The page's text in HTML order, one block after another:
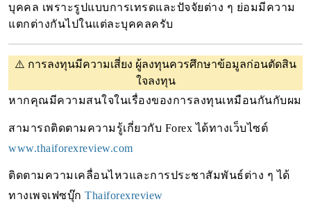
บุคคล เพราะรูปแบบการเทรดและปัจจัยต่าง ๆ ย่อมมีความ
แตกต่างกันไปในแต่ละบุคคลครับ
⚠️ การลงทุนมีความเสี่ยง ผู้ลงทุนควรศึกษาข้อมูลก่อนตัดสิน
ใจลงทุน
www.thaiforexreview.com
ติดตามความเคลื่อนไหวและการประชาสัมพันธ์ต่าง ๆ ได้
ทางเพจเฟซบุ๊ก Thaiforexreview